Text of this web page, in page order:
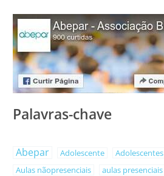
Palavras-chave
Abepar Adolescente Adolescentes
Aulas nãopresenciais
aulas presenciais